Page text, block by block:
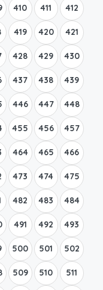
410 411 412
419 420 421
428 429 430
437 438 439
446 447 448
455 456 457
464 465 466
473 474 475
482 483 484
491 492 493
500 501 502
509 510 511